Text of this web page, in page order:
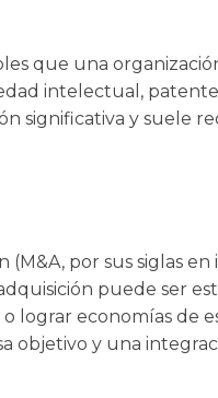
que una
intelectual,
significativa y suele
por sus siglas en
puede ser
lograr economías de
objetivo y una